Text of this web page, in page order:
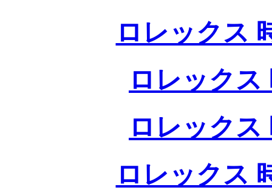
ロレックス
ロレックス
ロレックス
ロレックス